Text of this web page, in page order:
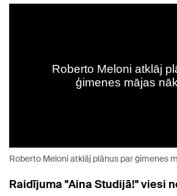
Roberto Meloni atklāj plānus par ģimenes
Raidījuma "Aina Studijā!" viesi